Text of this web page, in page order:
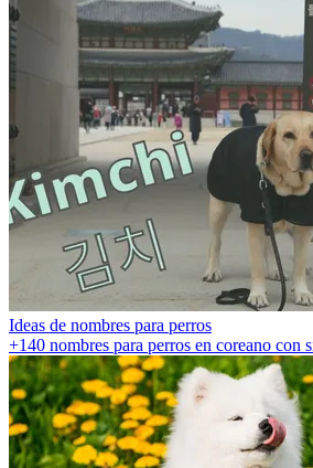
Ideas de nombres para perros
+140 nombres para perros en coreano con